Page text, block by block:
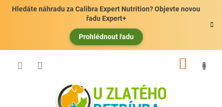
Hledáte náhradu za Calibra Expert Nutrition? Objevte novou
řadu Expert+
Prohlédnout řadu